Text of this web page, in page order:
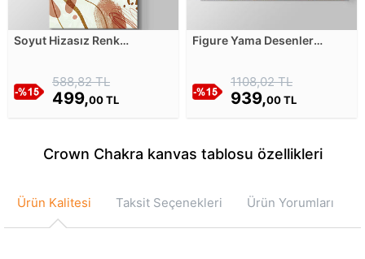
Soyut Hizasız Renk
588,82 TL
499,00 TL
Figure Yama Desenler
1108,02 TL
939,00 TL
Crown Chakra kanvas tablosu özellikleri
Ürün Kalitesi Taksit Seçenekleri Ürün Yorumları